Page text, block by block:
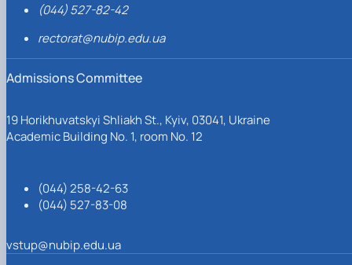
(044) 527-82-42
rectorat@nubip.edu.ua
Admissions Committee
19 Horikhuvatskyi Shliakh St., Kyiv, 03041, Ukraine
Academic Building No. 1, room No. 12
(044) 258-42-63
(044) 527-83-08
vstup@nubip.edu.ua